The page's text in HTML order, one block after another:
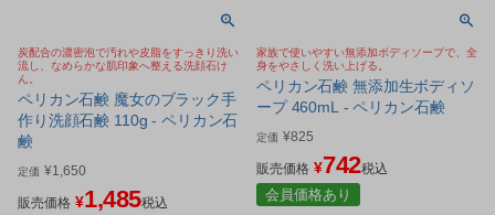
炭配合の濃密泡で汚れや皮脂をすっきり洗い
流し、なめらかな肌印象へ整える洗顔石け
ん。
ペリカン石鹸 魔女のブラック手
作り洗顔石鹸 110g - ペリカン石
鹸
定価 ¥1,650
販売価格 ¥1,485税込
家族で使いやすい無添加ボディソープで、全
身をやさしく洗い上げる。
ペリカン石鹸 無添加生ボディソ
ープ 460mL - ペリカン石鹸
定価 ¥825
販売価格 ¥742税込
会員価格あり